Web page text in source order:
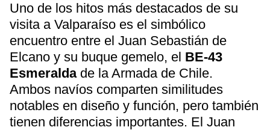
Uno de los hitos más destacados de su
visita a Valparaíso es el simbólico
encuentro entre el Juan Sebastián de
Elcano y su buque gemelo, el BE-43
Esmeraldade la Armada de Chile.
Ambos navíos comparten similitudes
notables en diseño y función, pero también
tienen diferencias importantes. El Juan